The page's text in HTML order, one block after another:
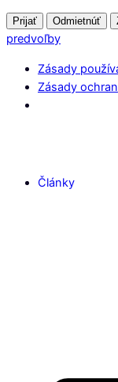
Prijať Odmietnúť
predvoľby
Zásady
Zásady
Články